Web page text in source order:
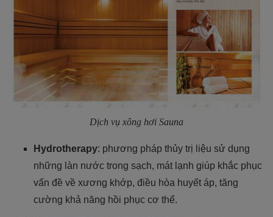
Dịch vụ xông hơi Sauna
Hydrotherapy: phương pháp thủy trị liệu sử dụng
những làn nước trong sạch, mát lạnh giúp khắc phục
vấn đề về xương khớp, điều hòa huyết áp, tăng
cường khả năng hồi phục cơ thể.